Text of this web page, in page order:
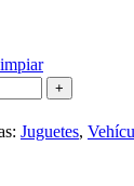
Juguetes,